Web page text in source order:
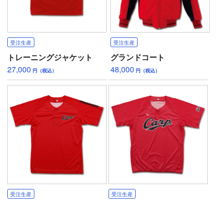
受注生産
トレーニングジャケット
27,000 円（税込）
受注生産
グランドコート
48,000 円（税込）
受注生産 受注生産